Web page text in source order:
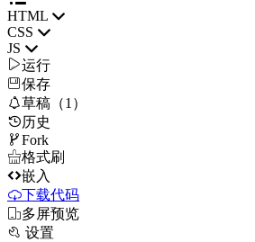
HTML
CSS
JS
运行
保存
草稿（1）
历史
Fork
格式刷
嵌入
下载代码
多屏预览
 设置